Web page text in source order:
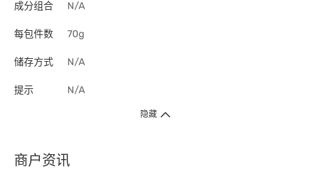
成分组合 N/A
每包件数 70g
储存方式 N/A
提示 N/A
隐藏
商户资讯